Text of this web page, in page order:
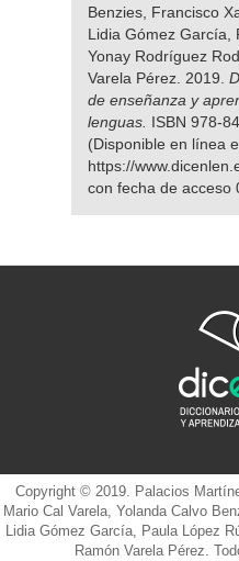
Benzies, Francisco
Lidia Gómez García,
Yonay Rodríguez
Varela Pérez. 2019.
de enseñanza y
lenguas. ISBN 978-
(Disponible en línea
https://
con fecha de acceso
Copyright © 2019. Palacios
Mario Cal Varela, Yolanda Calvo
Lidia Gómez García, Paula López
Ramón Varela Pérez.